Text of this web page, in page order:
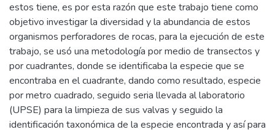
estos tiene, es por esta razón que este trabajo tiene como
objetivo investigar la diversidad y la abundancia de estos
organismos perforadores de rocas, para la ejecución de este
trabajo, se usó una metodología por medio de transectos y
por cuadrantes, donde se identificaba la especie que se
encontraba en el cuadrante, dando como resultado, especie
por metro cuadrado, seguido seria llevada al laboratorio
(UPSE) para la limpieza de sus valvas y seguido la
identificación taxonómica de la especie encontrada y así para